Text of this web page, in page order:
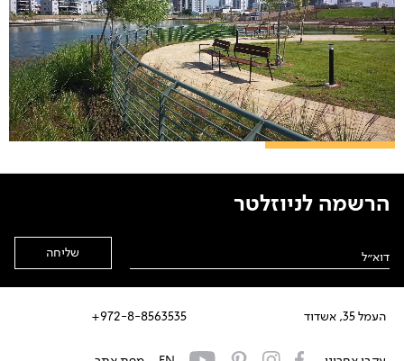
העמל 35, אשדוד 972-8-8563535+
הרשמה לניוזלטר